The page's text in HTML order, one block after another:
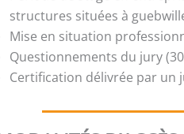
structures situées à
Mise en situation
Questionnements du jury
Certification délivrée par un